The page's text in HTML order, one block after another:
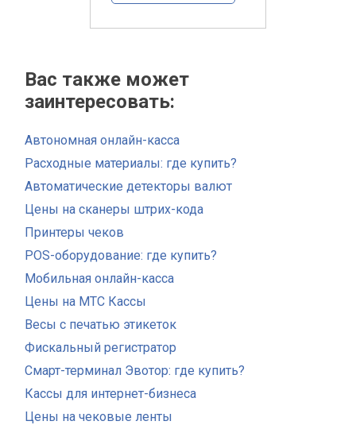
Вас также может
заинтересовать:
Автономная онлайн-касса
Расходные материалы: где купить?
Автоматические детекторы валют
Цены на сканеры штрих-кода
Принтеры чеков
POS-оборудование: где купить?
Мобильная онлайн-касса
Цены на МТС Кассы
Весы с печатью этикеток
Фискальный регистратор
Смарт-терминал Эвотор: где купить?
Кассы для интернет-бизнеса
Цены на чековые ленты